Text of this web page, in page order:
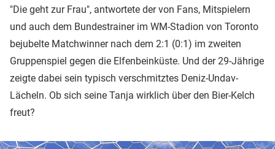
"Die geht zur Frau", antwortete der von Fans, Mitspielern
und auch dem Bundestrainer im WM-Stadion von Toronto
bejubelte Matchwinner nach dem 2:1 (0:1) im zweiten
Gruppenspiel gegen die Elfenbeinküste. Und der 29-Jährige
zeigte dabei sein typisch verschmitztes Deniz-Undav-
Lächeln. Ob sich seine Tanja wirklich über den Bier-Kelch
freut?